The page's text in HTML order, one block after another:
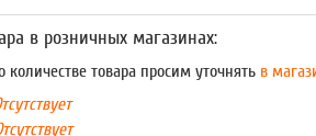
в розничных магазинах:
товара просим уточнятьв